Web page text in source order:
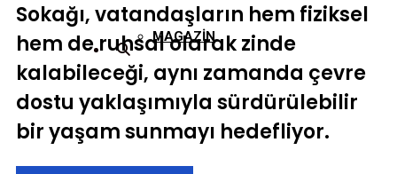
MAGAZİN
Sokağı, vatandaşların hem fiziksel
hem de ruhsal olarak zinde
kalabileceği, aynı zamanda çevre
dostu yaklaşımıyla sürdürülebilir
bir yaşam sunmayı hedefliyor.